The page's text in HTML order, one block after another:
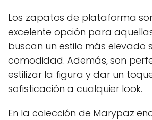
Los zapatos de plataforma
excelente opción para
buscan un estilo más elevado
comodidad. Además, son
estilizar la figura y dar un
sofisticación a cualquier look.
En la colección de Marypaz